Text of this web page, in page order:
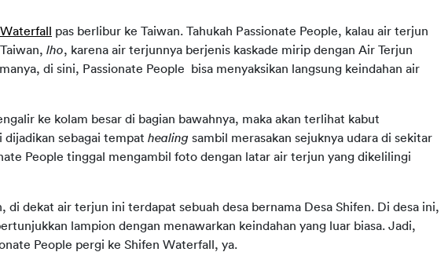
pas berlibur ke Taiwan. Tahukah Passionate People, kalau air terjun
lho, karena air terjunnya berjenis kaskade mirip dengan Air Terjun
di sini, Passionate People  bisa menyaksikan langsung keindahan air
ke kolam besar di bagian bawahnya, maka akan terlihat kabut
sebagai tempat healing sambil merasakan sejuknya udara di sekitar
People tinggal mengambil foto dengan latar air terjun yang dikelilingi
di dekat air terjun ini terdapat sebuah desa bernama Desa Shifen. Di desa ini,
lampion dengan menawarkan keindahan yang luar biasa. Jadi,
People pergi ke Shifen Waterfall, ya.